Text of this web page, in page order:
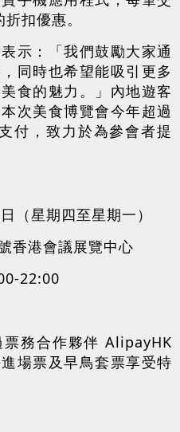
扣優惠。
示：「我們鼓勵大家通
同時也希望能吸引更多
食的魅力。」內地遊客
次美食博覽會今年超過
付，致力於為參會者提
（星期四至星期一）
香港會議展覽中心
22:00
務合作夥伴 AlipayHK
場票及早鳥套票享受特